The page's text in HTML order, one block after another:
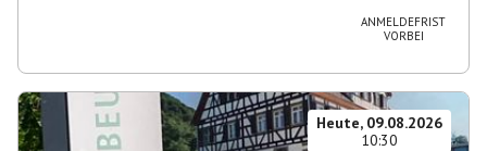
ANMELDEFRIST
VORBEI
Heute, 09.08.2026
10:30